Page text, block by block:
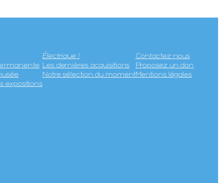
expositions
Électrique !
Les dernières acquisitions
Notre sélection du moment
Contactez-nous
Proposez un don
Mentions légales